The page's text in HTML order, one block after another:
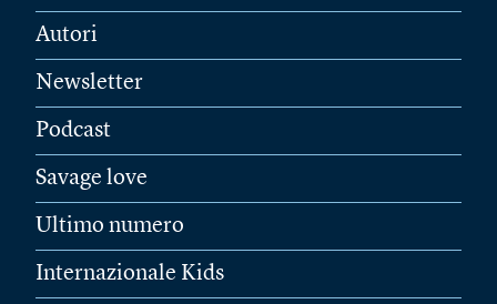
Autori
Newsletter
Podcast
Savage love
Ultimo numero
Internazionale Kids